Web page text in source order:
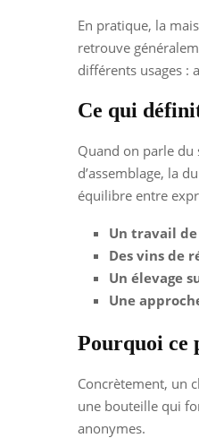
En pratique, la
retrouve
différents usages :
Ce qui
Quand on parle du
d’assemblage, la
équilibre entre
Un travail
Des vins de
Un élevage
Une
Pourquoi ce
Concrètement, un
une bouteille qui
anonymes.